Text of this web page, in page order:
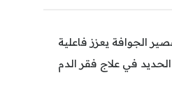
الجوافة يعزز فاعلية
في علاج فقر الدم